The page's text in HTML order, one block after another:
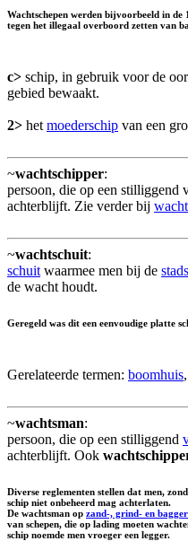
Wachtschepen werden bijvoorbeeld in de
tegen het illegaal overboord zetten van
c> schip, in gebruik voor de
gebied bewaakt.
2> het moederschip van een
~wachtschipper:
persoon, die op een
achterblijft. Zie verder bij
~wachtschuit:
schuit waarmee men bij de
de wacht houdt.
Geregeld was dit een eenvoudige platte
Gerelateerde termen: boomhuis,
~wachtsman:
persoon, die op een stilliggend
achterblijft. Ook
Diverse reglementen stellen dat men,
schip niet onbeheerd mag achterlaten.
De wachtsman op zand-, grind- en
van schepen, die op lading moeten
schip noemde men vroeger een legger.